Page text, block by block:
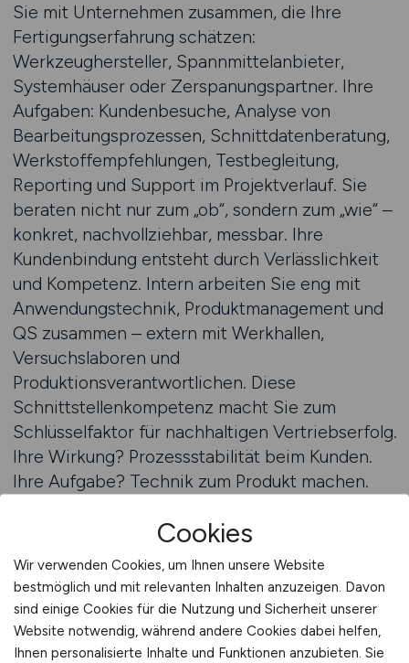
Sie mit Unternehmen zusammen, die Ihre
Fertigungserfahrung schätzen:
Werkzeughersteller, Spannmittelanbieter,
Systemhäuser oder Zerspanungspartner. Ihre
Aufgaben: Kundenbesuche, Analyse von
Bearbeitungsprozessen, Schnittdatenberatung,
Werkstoffempfehlungen, Testbegleitung,
Reporting und Support im Projektverlauf. Sie
beraten nicht nur zum „ob“, sondern zum „wie“ –
konkret, nachvollziehbar, messbar. Ihre
Kundenbindung entsteht durch Verlässlichkeit
und Kompetenz. Intern arbeiten Sie eng mit
Anwendungstechnik, Produktmanagement und
QS zusammen – extern mit Werkhallen,
Versuchslaboren und
Produktionsverantwortlichen. Diese
Schnittstellenkompetenz macht Sie zum
Schlüsselfaktor für nachhaltigen Vertriebserfolg.
Ihre Wirkung? Prozessstabilität beim Kunden.
Ihre Aufgabe? Technik zum Produkt machen.
Stellenanzeigen auf VERTRIEB.JOBS finden
Vom Zerspaner zum
Anwendungspartner – Karriere
Cookies
Wir verwenden Cookies, um Ihnen unsere Website
bestmöglich und mit relevanten Inhalten anzuzeigen. Davon
sind einige Cookies für die Nutzung und Sicherheit unserer
Website notwendig, während andere Cookies dabei helfen,
Ihnen personalisierte Inhalte und Funktionen anzubieten. Sie